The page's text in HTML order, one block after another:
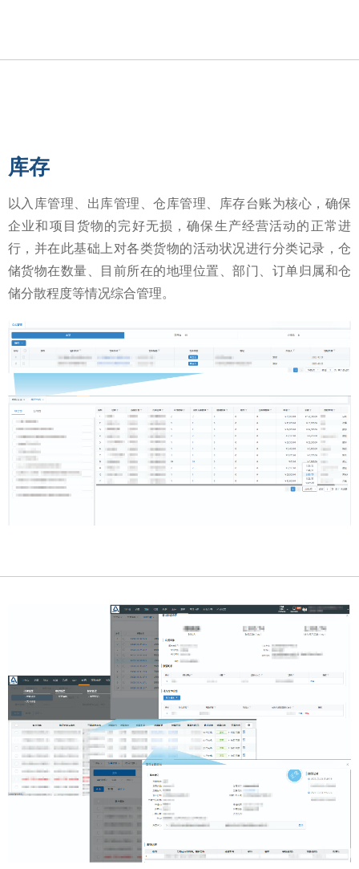
库存
以入库管理、出库管理、仓库管理、库存台账为核心，确保
企业和项目货物的完好无损，确保生产经营活动的正常进
行，并在此基础上对各类货物的活动状况进行分类记录，仓
储货物在数量、目前所在的地理位置、部门、订单归属和仓
储分散程度等情况综合管理。